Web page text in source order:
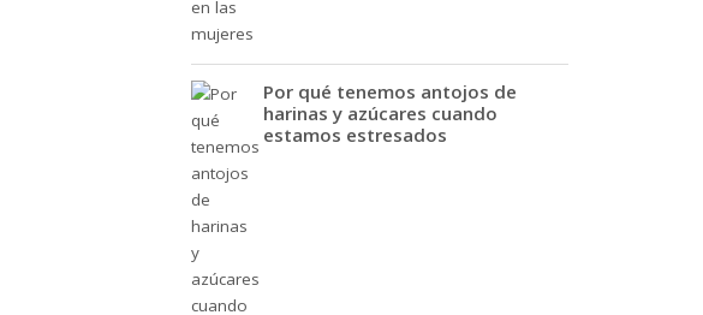
Por qué tenemos antojos de
harinas y azúcares cuando
estamos estresados